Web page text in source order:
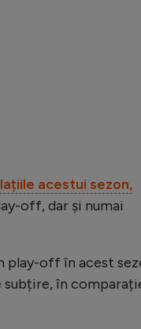
acestui sezon,
off, dar și numai
play-off în acest
subțire, în